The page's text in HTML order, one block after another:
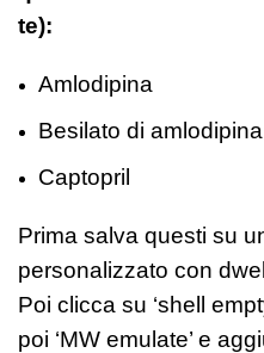
te):
Amlodipina
Besilato di amlodipina
Captopril
Prima salva questi su
personalizzato con
Poi clicca su ‘shell
poi ‘MW emulate’ e